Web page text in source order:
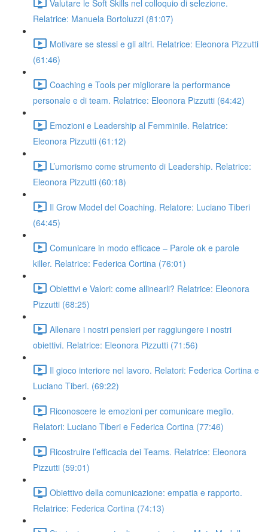
Valutare le Soft Skills nel colloquio di selezione.
Relatrice: Manuela Bortoluzzi (81:07)
Motivare se stessi e gli altri. Relatrice: Eleonora Pizzutti
(61:46)
Coaching e Tools per migliorare la performance
personale e di team. Relatrice: Eleonora Pizzutti (64:42)
Emozioni e Leadership al Femminile. Relatrice:
Eleonora Pizzutti (61:12)
L’umorismo come strumento di Leadership. Relatrice:
Eleonora Pizzutti (60:18)
Il Grow Model del Coaching. Relatore: Luciano Tiberi
(64:45)
Comunicare in modo efficace – Parole ok e parole
killer. Relatrice: Federica Cortina (76:01)
Obiettivi e Valori: come allinearli? Relatrice: Eleonora
Pizzutti (68:25)
Allenare i nostri pensieri per raggiungere i nostri
obiettivi. Relatrice: Eleonora Pizzutti (71:56)
Il gioco interiore nel lavoro. Relatori: Federica Cortina e
Luciano Tiberi. (69:22)
Riconoscere le emozioni per comunicare meglio.
Relatori: Luciano Tiberi e Federica Cortina (77:46)
Ricostruire l’efficacia dei Teams. Relatrice: Eleonora
Pizzutti (59:01)
Obiettivo della comunicazione: empatia e rapporto.
Relatrice: Federica Cortina (74:13)